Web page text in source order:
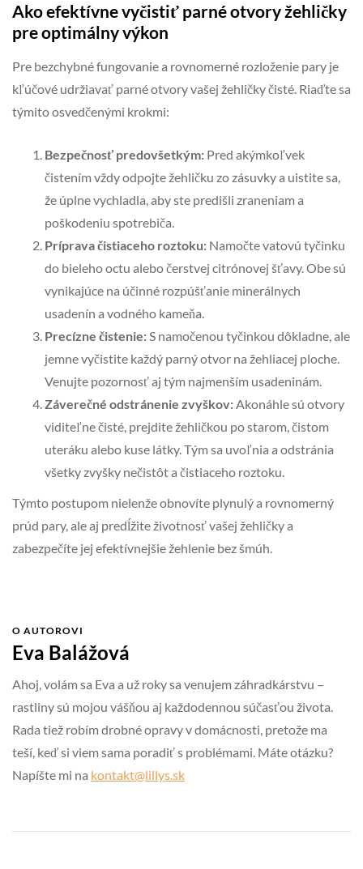
Ako efektívne vyčistiť parné otvory žehličky
pre optimálny výkon
Pre bezchybné fungovanie a rovnomerné rozloženie pary je
kľúčové udržiavať parné otvory vašej žehličky čisté. Riaďte sa
týmito osvedčenými krokmi:
Bezpečnosť predovšetkým: Pred akýmkoľvek
čistením vždy odpojte žehličku zo zásuvky a uistite sa,
že úplne vychladla, aby ste predišli zraneniam a
poškodeniu spotrebiča.
Príprava čistiaceho roztoku: Namočte vatovú tyčinku
do bieleho octu alebo čerstvej citrónovej šťavy. Obe sú
vynikajúce na účinné rozpúšťanie minerálnych
usadenín a vodného kameňa.
Precízne čistenie:S namočenou tyčinkou dôkladne, ale
jemne vyčistite každý parný otvor na žehliacej ploche.
Venujte pozornosť aj tým najmenším usadeninám.
Záverečné odstránenie zvyškov:Akonáhle sú otvory
viditeľne čisté, prejdite žehličkou po starom, čistom
uteráku alebo kuse látky. Tým sa uvoľnia a odstránia
všetky zvyšky nečistôt a čistiaceho roztoku.
Týmto postupom nielenže obnovíte plynulý a rovnomerný
prúd pary, ale aj predĺžite životnosť vašej žehličky a
zabezpečíte jej efektívnejšie žehlenie bez šmúh.
O AUTOROVI
Eva Balážová
Ahoj, volám sa Eva a už roky sa venujem záhradkárstvu –
rastliny sú mojou vášňou aj každodennou súčasťou života.
Rada tiež robím drobné opravy v domácnosti, pretože ma
teší, keď si viem sama poradiť s problémami. Máte otázku?
Napíšte mi na kontakt@lillys.sk